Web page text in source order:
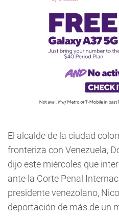
El alcalde de la ciudad
fronteriza con Venezuela,
dijo este miércoles que
ante la Corte Penal
presidente venezolano,
deportación de más de un